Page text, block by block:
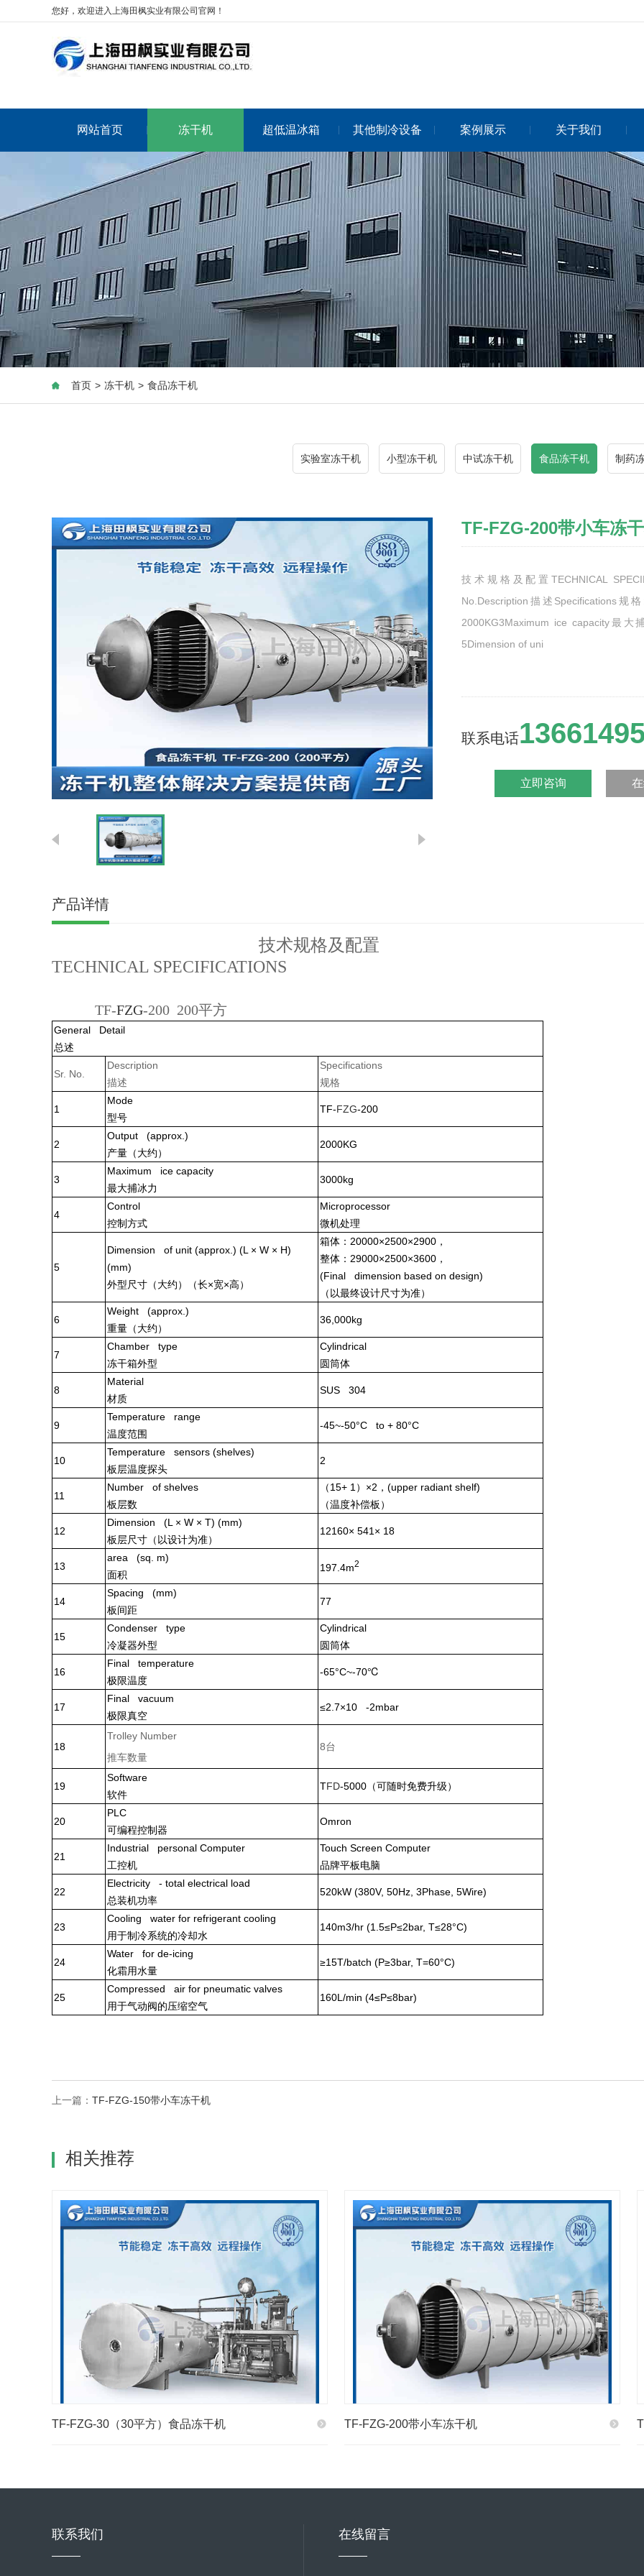
您好，欢迎进入上海田枫实业有限公司官网！
网站首页 冻干机 超低温冰箱 其他制冷设备 案例展示 关于我们
首页 > 冻干机 > 食品冻干机
实验室冻干机 小型冻干机 中试冻干机 食品冻干机 制药
TF-FZG-200带小车冻
技术规格及配置TECHNICAL
No.Description描述Specifications规
2000KG3Maximum ice capacity最
5Dimension of uni
联系电话
立即咨询
产品详情
技术规格及配置
TECHNICAL SPECIFICATIONS
TF-FZG-200 200平方
General Detail
总述
Sr. No.
Description
描述
Specifications
规格
1
Mode
型号
TF-FZG-200
2
Output (approx.)
产量（大约）
2000KG
3
Maximum ice capacity
最大捕冰力
3000kg
4
Control
控制方式
Microprocessor
微机处理
5
Dimension of unit (approx.) (L × W × H)
(mm)
外型尺寸（大约）（长×宽×高）
箱体： 20000×2500×2900，
整体 ： 29000×2500×3600，
(Final dimension based on design)
（以最终设计尺寸为准）
6
Weight (approx.)
重量（大约）
36 ,000kg
7
Chamber type
冻干箱外型
Cylindrical
圆筒体
8
Material
材质
SUS 304
9
Temperature range
温度范围
-45~-50°C to + 80°C
10
Temperature sensors (shelves)
板层温度探头
2
11
Number of shelves
板层数
（15+ 1）×2，(upper radiant shelf)
（温度补偿板）
12
Dimension (L × W × T) (mm)
板层尺寸（以设计为准）
12160× 541 × 18
13
area (sq. m)
面积
197.4m2
14
Spacing (mm)
板间距
77
15
Condenser type
冷凝器外型
Cylindrical
圆筒体
16
Final temperature
极限温度
-65°C~-70℃
17
Final vacuum
极限真空
≤2.7×10 -2mbar
18
Trolley Number
推车数量
8台
19
Software
软件
TFD-5000 （可随时免费升级）
20
PLC
可编程控制器
Omron
21
Industrial personal Computer
工控机
Touch Screen Computer
品牌平板电脑
22
Electricity - total electrical load
总装机功率
520kW (380V, 50Hz, 3Phase, 5Wire)
23
Cooling water for refrigerant cooling
用于制冷系统的冷却水
140m3/hr (1.5≤P≤2bar, T≤28°C)
24
Water for de-icing
化霜用水量
≥15T/batch (P≥3bar, T=60°C)
25
Compressed air for pneumatic valves
用于气动阀的压缩空气
160L/min (4≤P≤8bar)
上一篇： TF-FZG-150带小车冻干机
相关推荐
TF-FZG-30（30平方）食品冻干机 TF-FZG-200带小车冻干机
联系我们 在线留言